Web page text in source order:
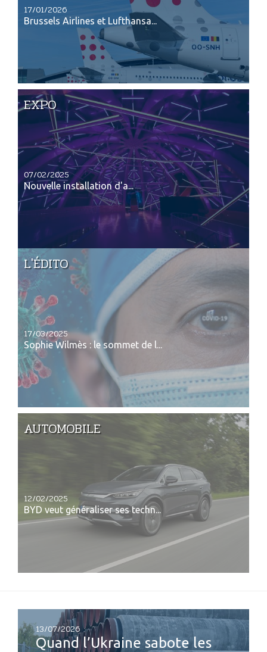
17/01/2026
Brussels Airlines et Lufthansa...
EXPO
07/02/2025
Nouvelle installation d'a...
L'ÉDITO
17/03/2025
Sophie Wilmès : le sommet de l...
AUTOMOBILE
12/02/2025
BYD veut généraliser ses techn...
13/07/2026
Quand l’Ukraine sabote les